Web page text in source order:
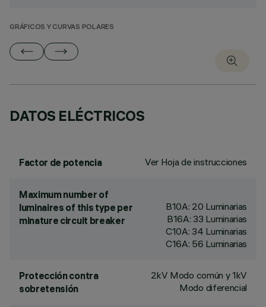
GRÁFICOS Y CURVAS POLARES
DATOS ELÉCTRICOS
Factor de potencia Ver Hoja de instrucciones
Maximum number of
luminaires of this type per
minature circuit breaker
B10A: 20 Luminarias
B16A: 33 Luminarias
C10A: 34 Luminarias
C16A: 56 Luminarias
Protección contra
sobretensión
2kV Modo común y 1kV
Modo diferencial